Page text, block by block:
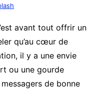
avant tout offrir un
qu’au cœur de
il y a une envie
ou une gourde
de bonne